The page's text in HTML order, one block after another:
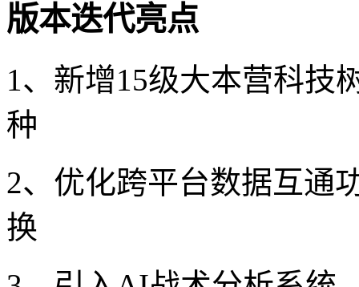
版本迭代亮点
1、新增15级大本营科技
种
2、优化跨平台数据互通
换